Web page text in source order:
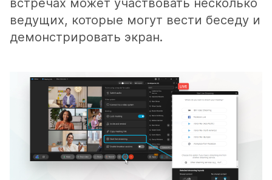
встречах может участвовать несколько
ведущих, которые могут вести беседу и
демонстрировать экран.